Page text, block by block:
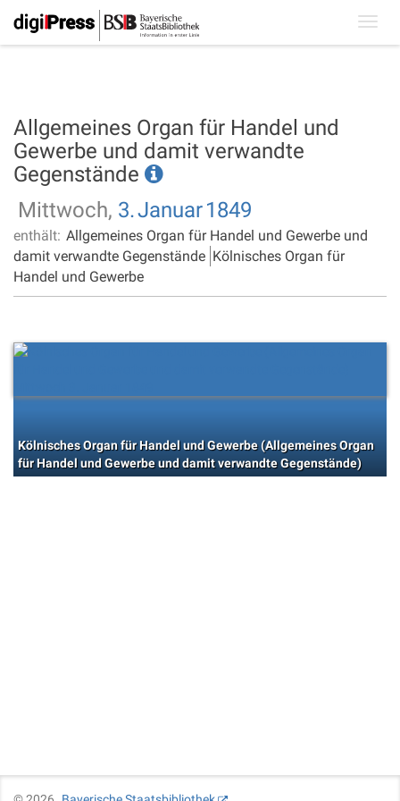
Allgemeines Organ für Handel und
Gewerbe und damit verwandte
Gegenstände
Mittwoch, 3.Januar1849
enthält: Allgemeines Organ für Handel und Gewerbe und
damit verwandte Gegenstände Kölnisches Organ für
Handel und Gewerbe
Kölnisches Organ für Handel und Gewerbe (Allgemeines Organ
für Handel und Gewerbe und damit verwandte Gegenstände)